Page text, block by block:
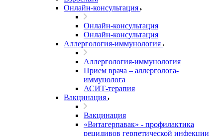
Онлайн-консультация
Онлайн-консультация
Онлайн-консультация
Аллергология-иммунология
Аллергология-иммунология
Прием врача – аллерголога-
иммунолога
АСИТ-терапия
Вакцинация
Вакцинация
«Витагерпавак» - профилактика
рецидивов герпетической инфекции